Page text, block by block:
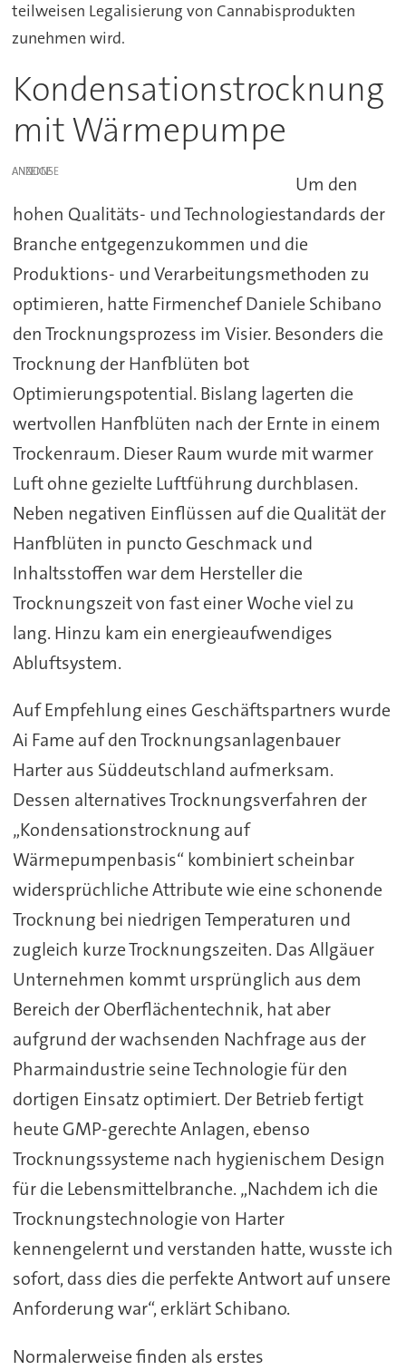
teilweisen Legalisierung von Cannabisprodukten
zunehmen wird.
Kondensationstrocknung
mit Wärmepumpe
ANZEIGE
Um den
hohen Qualitäts- und Technologiestandards der
Branche entgegenzukommen und die
Produktions- und Verarbeitungsmethoden zu
optimieren, hatte Firmenchef Daniele Schibano
den Trocknungsprozess im Visier. Besonders die
Trocknung der Hanfblüten bot
Optimierungspotential. Bislang lagerten die
wertvollen Hanfblüten nach der Ernte in einem
Trockenraum. Dieser Raum wurde mit warmer
Luft ohne gezielte Luftführung durchblasen.
Neben negativen Einflüssen auf die Qualität der
Hanfblüten in puncto Geschmack und
Inhaltsstoffen war dem Hersteller die
Trocknungszeit von fast einer Woche viel zu
lang. Hinzu kam ein energieaufwendiges
Abluftsystem.
Auf Empfehlung eines Geschäftspartners wurde
Ai Fame auf den Trocknungsanlagenbauer
Harter aus Süddeutschland aufmerksam.
Dessen alternatives Trocknungsverfahren der
„Kondensationstrocknung auf
Wärmepumpenbasis“ kombiniert scheinbar
widersprüchliche Attribute wie eine schonende
Trocknung bei niedrigen Temperaturen und
zugleich kurze Trocknungszeiten. Das Allgäuer
Unternehmen kommt ursprünglich aus dem
Bereich der Oberflächentechnik, hat aber
aufgrund der wachsenden Nachfrage aus der
Pharmaindustrie seine Technologie für den
dortigen Einsatz optimiert. Der Betrieb fertigt
heute GMP-gerechte Anlagen, ebenso
Trocknungssysteme nach hygienischem Design
für die Lebensmittelbranche. „Nachdem ich die
Trocknungstechnologie von Harter
kennengelernt und verstanden hatte, wusste ich
sofort, dass dies die perfekte Antwort auf unsere
Anforderung war“, erklärt Schibano.
Normalerweise finden als erstes